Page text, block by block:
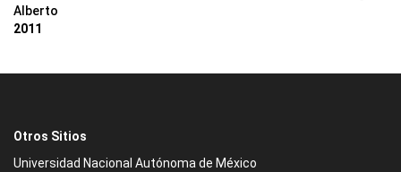
Alberto
2011
Otros Sitios
Universidad Nacional Autónoma de México